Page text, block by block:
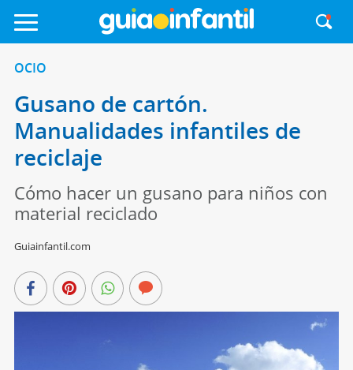
OCIO
Gusano de cartón.
Manualidades infantiles de
reciclaje
Cómo hacer un gusano para niños con
material reciclado
Guiainfantil.com